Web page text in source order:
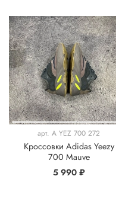
арт. A YEZ 700 272
Кроссовки Adidas Yeezy
700 Mauve
5 990 ₽